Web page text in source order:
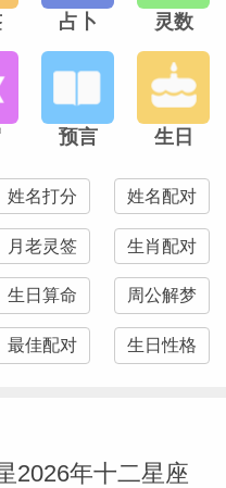
占卜 灵数
预言 生日
姓名打分 姓名配对
月老灵签 生肖配对
生日算命 周公解梦
最佳配对 生日性格
2026年十二星座